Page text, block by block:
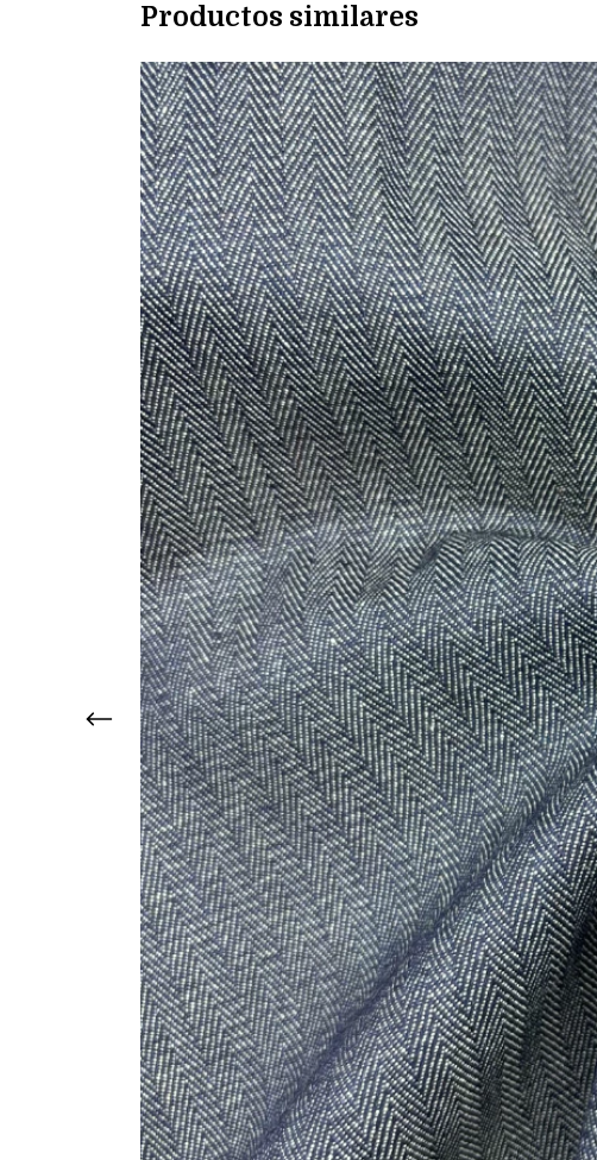
Productos similares